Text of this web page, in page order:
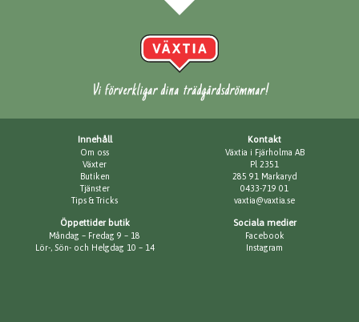
Vi förverkligar dina trädgårdsdrömmar!
Innehåll
Om oss
Växter
Butiken
Tjänster
Tips & Tricks
Kontakt
Växtia i Fjärholma AB
Pl 2351
285 91 Markaryd
0433-719 01
vaxtia@vaxtia.se
Öppettider butik
Måndag – Fredag 9 – 18
Lör-, Sön- och Helgdag 10 – 14
Sociala medier
Facebook
Instagram